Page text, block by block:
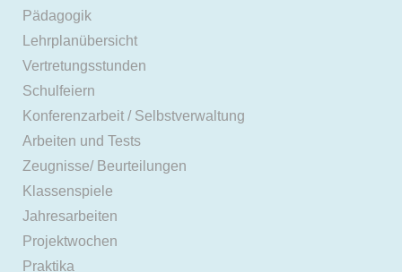
Pädagogik
Lehrplanübersicht
Vertretungsstunden
Schulfeiern
Konferenzarbeit / Selbstverwaltung
Arbeiten und Tests
Zeugnisse/ Beurteilungen
Klassenspiele
Jahresarbeiten
Projektwochen
Praktika